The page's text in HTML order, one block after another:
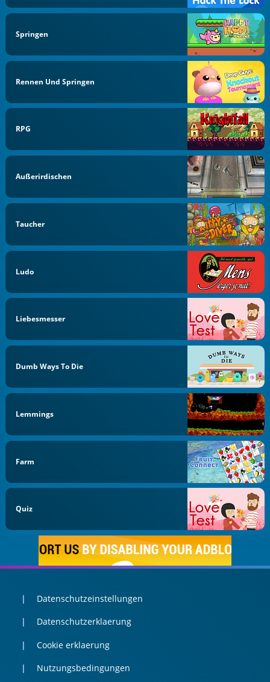
Springen
Rennen Und Springen
RPG
Außerirdischen
Taucher
Ludo
Liebesmesser
Dumb Ways To Die
Lemmings
Farm
Quiz
Datenschutzeinstellungen
Datenschutzerklaerung
Cookie erklaerung
Nutzungsbedingungen